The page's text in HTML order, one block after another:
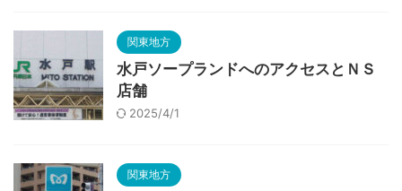
関東地方
水戸ソープランドへのアクセスとＮＳ
店舗
2025/4/1
関東地方